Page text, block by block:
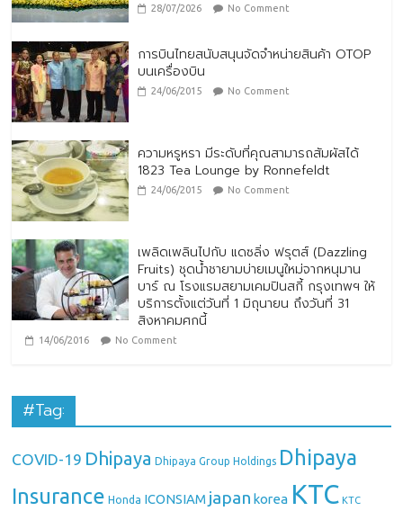
28/07/2026 No Comment
การบินไทยสนับสนุนจัดจำหน่ายสินค้า OTOP
บนเครื่องบิน
24/06/2015 No Comment
ความหรูหรา มีระดับที่คุณสามารถสัมผัสได้
1823 Tea Lounge by Ronnefeldt
24/06/2015 No Comment
เพลิดเพลินไปกับ แดซลิ่ง ฟรุตส์ (Dazzling
Fruits) ชุดน้ำชายามบ่ายเมนูใหม่จากหนุมาน
บาร์ ณ โรงแรมสยามเคมปินสกี้ กรุงเทพฯ ให้
บริการตั้งแต่วันที่ 1 มิถุนายน ถึงวันที่ 31
สิงหาคมศกนี้
14/06/2016 No Comment
#Tag:
COVID-19 Dhipaya Dhipaya Group Holdings Dhipaya
Insurance Honda ICONSIAM japan korea KTC KTC